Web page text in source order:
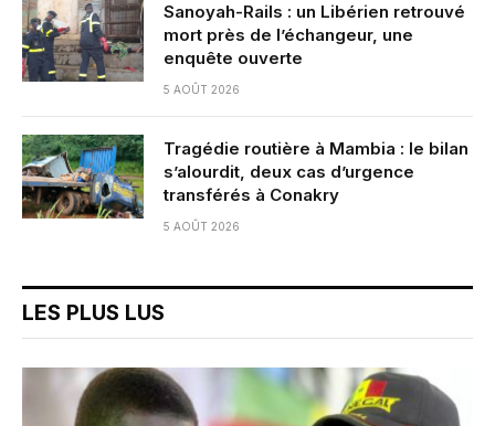
Sanoyah-Rails : un Libérien retrouvé
mort près de l’échangeur, une
enquête ouverte
5 AOÛT 2026
Tragédie routière à Mambia : le bilan
s’alourdit, deux cas d’urgence
transférés à Conakry
5 AOÛT 2026
LES PLUS LUS